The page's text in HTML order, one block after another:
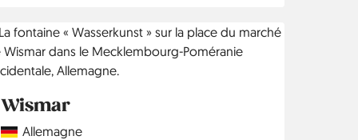
Wismar
CountryAllemagne